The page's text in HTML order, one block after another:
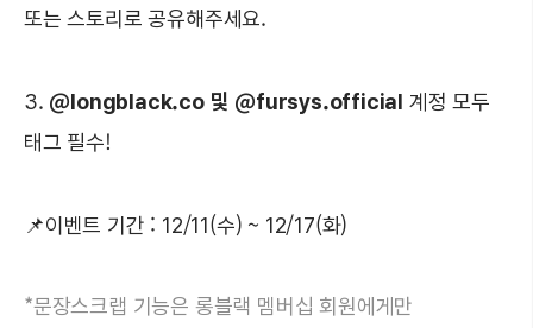
또는 스토리로 공유해주세요.
3. @longblack.co 및 @fursys.official 계정 모두
태그 필수!
📌이벤트 기간 : 12/11(수) ~ 12/17(화)
*문장스크랩 기능은 롱블랙 멤버십 회원에게만